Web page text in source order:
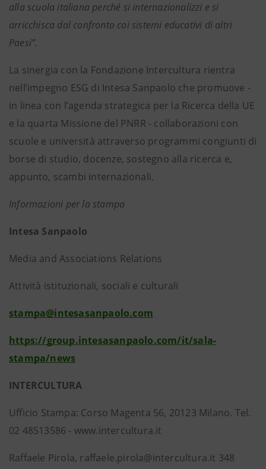
alla scuola italiana perché si internazionalizzi e si
arricchisca dal confronto coi sistemi educativi di altri
Paesi”.
La sinergia con la Fondazione Intercultura rientra
nell’impegno ESG di Intesa Sanpaolo che promuove -
in linea con l’agenda strategica per la Ricerca della UE
e la quarta Missione del PNRR - collaborazioni con
scuole e università attraverso programmi congiunti di
borse di studio, docenze, sostegno alla ricerca e,
appunto, scambi internazionali.
Informazioni per la stampa
Intesa Sanpaolo
Media and Associations Relations
Attività istituzionali, sociali e culturali
stampa@intesasanpaolo.com
https://group.intesasanpaolo.com/it/sala-
stampa/news
INTERCULTURA
Ufficio Stampa: Corso Magenta 56, 20123 Milano. Tel.
02 48513586 - www.intercultura.it
Raffaele Pirola, raffaele.pirola@intercultura.it 348